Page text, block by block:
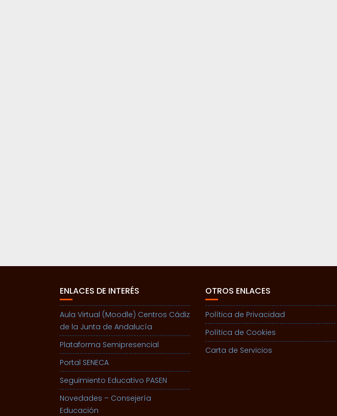
ENLACES DE INTERÉS
Aula Virtual (Moodle) Centros Cádiz
de la Junta de Andalucía
Plataforma Semipresencial
Portal SENECA
Seguimiento Educativo PASEN
Novedades – Consejería
Educación
OTROS ENLACES
Política de Privacidad
Política de Cookies
Carta de Servicios